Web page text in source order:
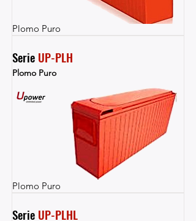
Plomo Puro
Serie UP-PLH
Plomo Puro
Plomo Puro
Serie UP-PLHL